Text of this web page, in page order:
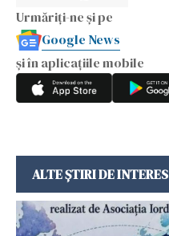
Urmăriți-ne și pe
Google News
și în aplicațiile mobile
ALTE ȘTIRI DE INTERES